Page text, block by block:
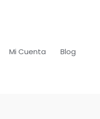
Mi Cuenta Blog